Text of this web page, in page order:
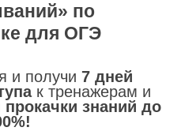
по
для ОГЭ
и получи 7 дней
к тренажерам и
прокачки знаний до